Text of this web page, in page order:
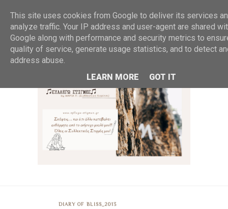
MENU
DIARY OF BLISS_2013
This site uses cookies from Google to deliver its services
analyze traffic. Your IP address and user-agent are shared
Google along with performance and security metrics to
quality of service, generate usage statistics, and to detect
address abuse.
LEARN MORE
GOT IT